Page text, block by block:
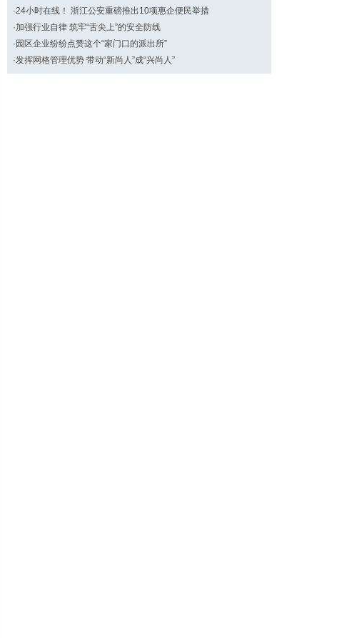
·24小时在线！ 浙江公安重磅推出10项惠企便民举措
·加强行业自律 筑牢“舌尖上”的安全防线
· 园区企业纷纷点赞这个“家门口的派出所”
·发挥网格管理优势 带动“新尚人”成“兴尚人”